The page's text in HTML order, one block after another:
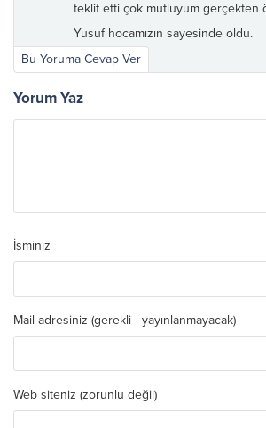
teklif etti çok mutluyum gerçekten
Yusuf hocamızın sayesinde oldu.
Bu Yoruma Cevap Ver
Yorum Yaz
İsminiz
Mail adresiniz (gerekli - yayınlanmayacak)
Web siteniz (zorunlu değil)